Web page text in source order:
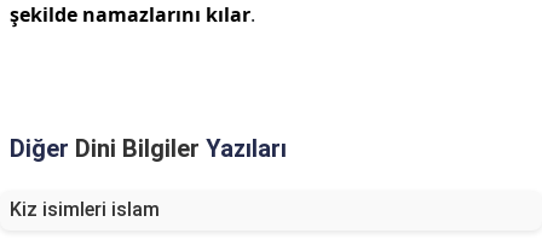
şekilde namazlarını kılar.
Diğer Dini Bilgiler Yazıları
Kiz isimleri islam